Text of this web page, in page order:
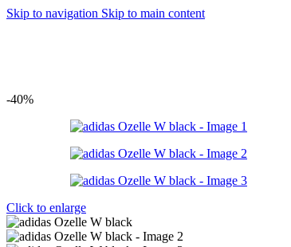
Skip to navigation Skip to main content
-40%
Click to enlarge